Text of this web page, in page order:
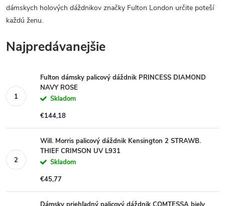
dámskych holových dáždnikov značky Fulton London určite poteší
každú ženu.
Najpredávanejšie
Fulton dámsky palicový dáždnik PRINCESS DIAMOND
NAVY ROSE
Skladom
€144,18
Will. Morris palicový dáždnik Kensington 2 STRAWB.
THIEF CRIMSON UV L931
Skladom
€45,77